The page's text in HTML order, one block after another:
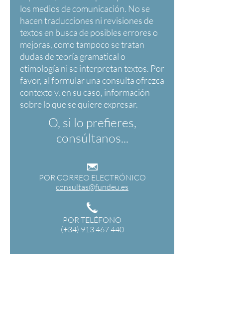
O, si lo prefieres,
consúltanos...
POR CORREO ELECTRÓNICO
consultas@fundeu.es
POR TELÉFONO
(+34) 913 467 440